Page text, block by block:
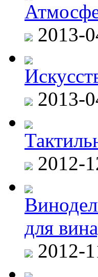
2013-
2013-
2012-
для
2012-